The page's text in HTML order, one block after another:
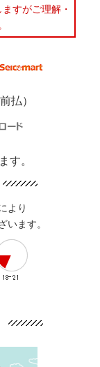
すがご理解・
払）
す。
より
います。